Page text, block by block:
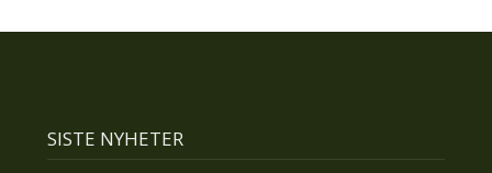
SISTE NYHETER